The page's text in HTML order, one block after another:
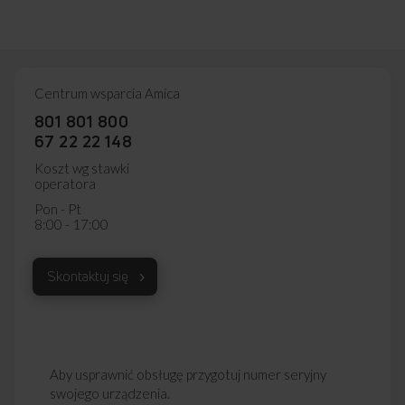
Centrum wsparcia Amica
801 801 800
67 22 22 148
Koszt wg stawki
operatora
Pon - Pt
8:00 - 17:00
Skontaktuj się
Aby usprawnić obsługę przygotuj numer seryjny
swojego urządzenia.